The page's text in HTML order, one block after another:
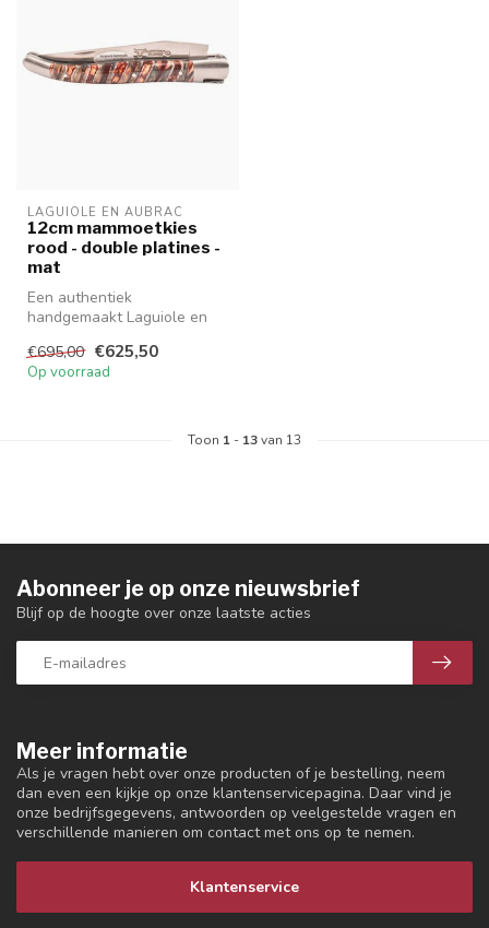
LAGUIOLE EN AUBRAC
12cm mammoetkies
rood - double platines -
mat
Een authentiek
handgemaakt Laguiole en
kwaliteit met uitzond...
€695,00 €625,50
Op voorraad
Toon 1 - 13van 13
Meer informatie
Als je vragen hebt over onze producten of je bestelling, neem
dan even een kijkje op onze klantenservicepagina. Daar vind je
onze bedrijfsgegevens, antwoorden op veelgestelde vragen en
verschillende manieren om contact met ons op te nemen.
Klantenservice
Abonneer je op onze nieuwsbrief
Blijf op de hoogte over onze laatste acties